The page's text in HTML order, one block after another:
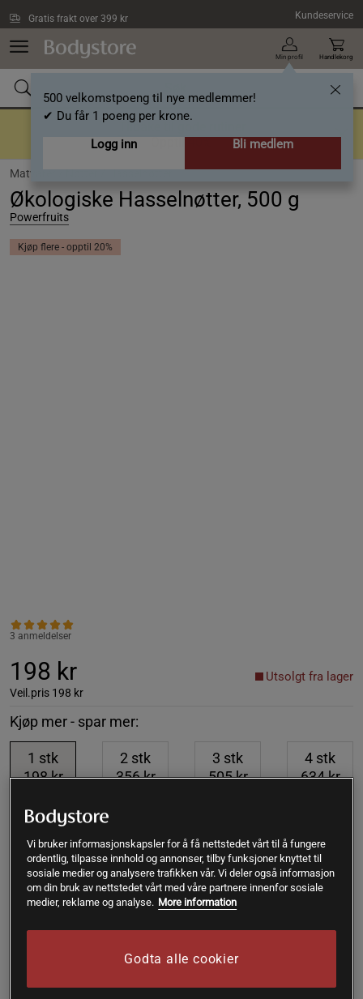
Gratis frakt over 399 kr Kundeservice
Min profil
500 velkomstpoeng til nye medlemmer!
✔ Du får 1 poeng per krone.
Logg inn
Bli medlem
Handlekorg
Tilbake til gode rutiner
Opptil 40%
Matvarer /
Økologiske Hasselnøtter, 500 g
Powerfruits
Kjøp flere - opptil 20%
3 anmeldelser
198 kr
Veil.pris 198 kr
Utsolgt fra lager
Kjøp mer - spar mer:
1 stk
198 kr
2 stk
356 kr
3 stk
505 kr
4 stk
634 kr
Gi meg beskjed via e-post
!
Slutt på lager. Motta en mail så snart produktet finnes på
7350046221055
Hasselnøtter fra Powerfruits er både ØKO og Raw. Naturlig
Vi bruker informasjonskapsler for å få nettstedet vårt til å fungere
ordentlig, tilpasse innhold og annonser, tilby funksjoner knyttet til
sosiale medier og analysere trafikken vår. Vi deler også informasjon
om din bruk av nettstedet vårt med våre partnere innenfor sosiale
medier, reklame og analyse. More information
Godta alle cookier